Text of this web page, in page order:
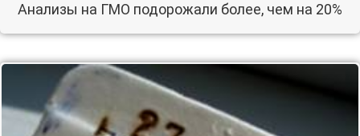
Анализы на ГМО подорожали более, чем на 20%